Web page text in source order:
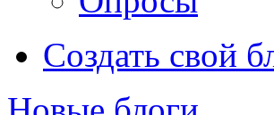
Создать свой